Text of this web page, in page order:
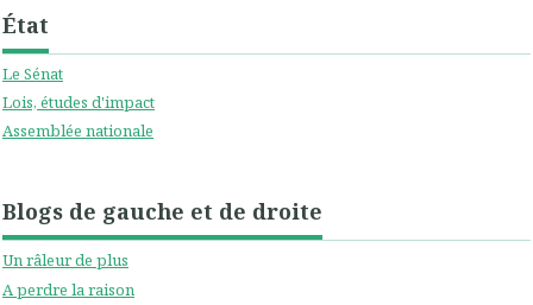
État
Le Sénat
Lois, études d'impact
Assemblée nationale
Blogs de gauche et de droite
Un râleur de plus
A perdre la raison